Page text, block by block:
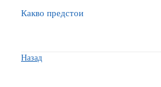
Какво предстои
Назад